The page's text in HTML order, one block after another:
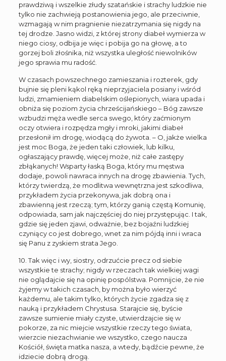
prawdziwą i wszelkie złudy szatańskie i strachy ludzkie nie
tylko nie zachwieją postanowienia jego, ale przeciwnie,
wzmagają w nim pragnienie niezatrzymania się nigdy na
tej drodze. Jasno widzi, z której strony diabeł wymierza w
niego ciosy, odbija je więc i pobija go na głowę, a to
gorzej boli złośnika, niż wszystka uległość niewolników
jego sprawia mu radość.
W czasach powszechnego zamieszania i rozterek, gdy
bujnie się pleni kąkol ręką nieprzyjaciela posiany i wśród
ludzi, zmamieniem diabelskim oślepionych, wiara upada i
obniża się poziom życia chrześcijańskiego – Bóg zawsze
wzbudzi męża wedle serca swego, który zaćmionym
oczy otwiera i rozpędza mgły i mroki, jakimi diabeł
przesłonił im drogę, wiodącą do żywota. – O, jakże wielka
jest moc Boga, że jeden taki człowiek, lub kilku,
ogłaszający prawdę, więcej może, niż całe zastępy
zbłąkanych! Wsparty łaską Boga, który mu męstwa
dodaje, powoli nawraca innych na drogę zbawienia. Tych,
którzy twierdzą, że modlitwa wewnętrzna jest szkodliwa,
przykładem życia przekonywa, jak dobrą ona i
zbawienną jest rzeczą; tym, którzy ganią częstą Komunię,
odpowiada, sam jak najczęściej do niej przystępując. I tak,
gdzie się jeden zjawi, odważnie, bez bojaźni ludzkiej
czyniący co jest dobrego, wnet za nim pójdą inni i wraca
się Panu z zyskiem strata Jego.
10. Tak więc i wy, siostry, odrzućcie precz od siebie
wszystkie te strachy; nigdy w rzeczach tak wielkiej wagi
nie oglądajcie się na opinię pospólstwa. Pomnijcie, że nie
żyjemy w takich czasach, by można było wierzyć
każdemu, ale takim tylko, których życie zgadza się z
nauką i przykładem Chrystusa. Starajcie się, byście
zawsze sumienie miały czyste, utwierdzajcie się w
pokorze, za nic miejcie wszystkie rzeczy tego świata,
wierzcie niezachwianie we wszystko, czego naucza
Kościół, święta matka nasza, a wtedy, bądźcie pewne, że
idziecie dobrą drogą.